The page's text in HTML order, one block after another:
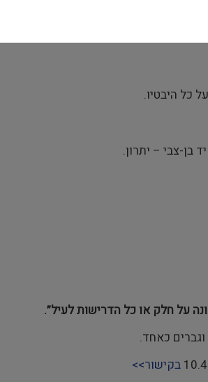
ועוד.
כל היבטיו.
בן-צבי – יתרון.
על חלק או כל הדרישות לעיל”.
כאחד.
בקישור>>